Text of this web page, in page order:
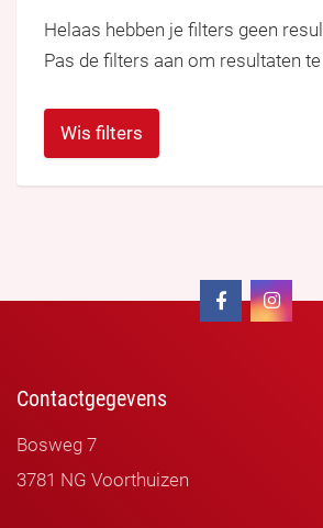
Helaas hebben je filters geen
Pas de filters aan om resultaten te
Wis filters
Contactgegevens
Bosweg 7
3781 NG Voorthuizen